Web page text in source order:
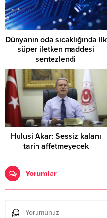
Dünyanın oda sıcaklığında ilk
süper iletken maddesi
sentezlendi
Hulusi Akar: Sessiz kalanı
tarih affetmeyecek
Yorumlar